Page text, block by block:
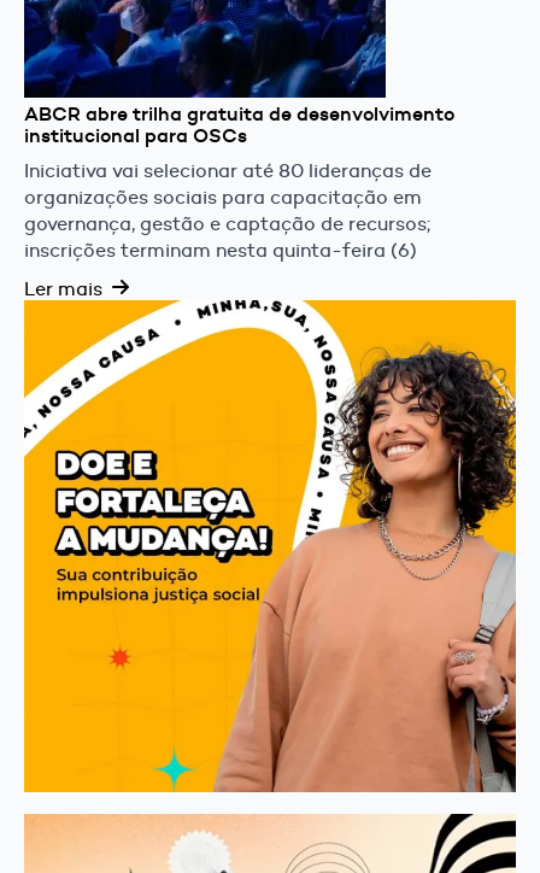
ABCR abre trilha gratuita de desenvolvimento
institucional para OSCs
Iniciativa vai selecionar até 80 lideranças de
organizações sociais para capacitação em
governança, gestão e captação de recursos;
inscrições terminam nesta quinta-feira (6)
Ler mais